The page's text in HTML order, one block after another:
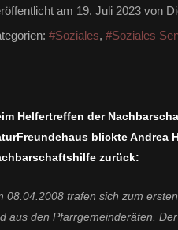
am 19. Juli 2023 von
#Soziales, #Soziales
Helfertreffen der
blickte Andrea
zurück:
08.04.2008 trafen sich zum
aus den Pfarrgemeinderäten.